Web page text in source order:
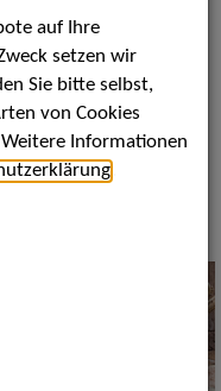
als PDF speichern
auf Ihre
setzen wir
Sie bitte selbst,
von Cookies
Informationen